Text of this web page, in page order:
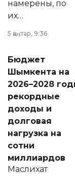
намерены, по
их
принести
народу
Венесуэлы.
5 қаңтар, 9:36
Бюджет
Шымкента на
2026–2028
рекордные
доходы и
долговая
нагрузка на
сотни
миллиардов
Маслихат